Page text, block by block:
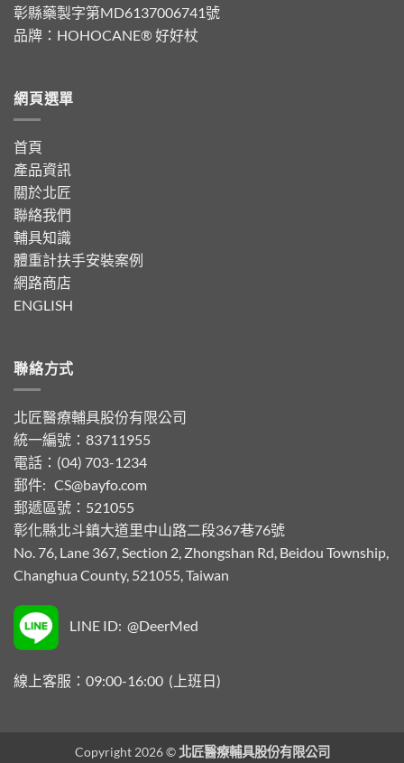
彰縣藥製字第MD6137006741號
品牌： HOHOCANE® 好好杖
網頁選單
首頁
產品資訊
關於北匠
聯絡我們
輔具知識
體重計扶手安裝案例
網路商店
ENGLISH
聯絡方式
北匠醫療輔具股份有限公司
統一編號：83711955
電話：(04) 703-1234
郵件: CS@bayfo.com
郵遞區號：521055
彰化縣北斗鎮大道里中山路二段367巷76號
No. 76, Lane 367, Section 2, Zhongshan Rd, Beidou Township,
Changhua County, 521055, Taiwan
LINE ID: @DeerMed
線上客服：09:00-16:00 (上班日)
Copyright 2026 © 北匠醫療輔具股份有限公司